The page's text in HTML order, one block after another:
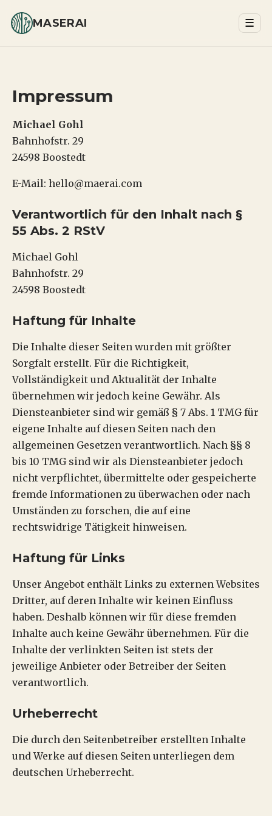
MASERAI ☰
Impressum
Michael Gohl
Bahnhofstr. 29
24598 Boostedt
E-Mail: hello@maerai.com
Verantwortlich für den Inhalt nach §
55 Abs. 2 RStV
Michael Gohl
Bahnhofstr. 29
24598 Boostedt
Haftung für Inhalte
Die Inhalte dieser Seiten wurden mit größter
Sorgfalt erstellt. Für die Richtigkeit,
Vollständigkeit und Aktualität der Inhalte
übernehmen wir jedoch keine Gewähr. Als
Diensteanbieter sind wir gemäß § 7 Abs. 1 TMG für
eigene Inhalte auf diesen Seiten nach den
allgemeinen Gesetzen verantwortlich. Nach §§ 8
bis 10 TMG sind wir als Diensteanbieter jedoch
nicht verpflichtet, übermittelte oder gespeicherte
fremde Informationen zu überwachen oder nach
Umständen zu forschen, die auf eine
rechtswidrige Tätigkeit hinweisen.
Haftung für Links
Unser Angebot enthält Links zu externen Websites
Dritter, auf deren Inhalte wir keinen Einfluss
haben. Deshalb können wir für diese fremden
Inhalte auch keine Gewähr übernehmen. Für die
Inhalte der verlinkten Seiten ist stets der
jeweilige Anbieter oder Betreiber der Seiten
verantwortlich.
Urheberrecht
Die durch den Seitenbetreiber erstellten Inhalte
und Werke auf diesen Seiten unterliegen dem
deutschen Urheberrecht.